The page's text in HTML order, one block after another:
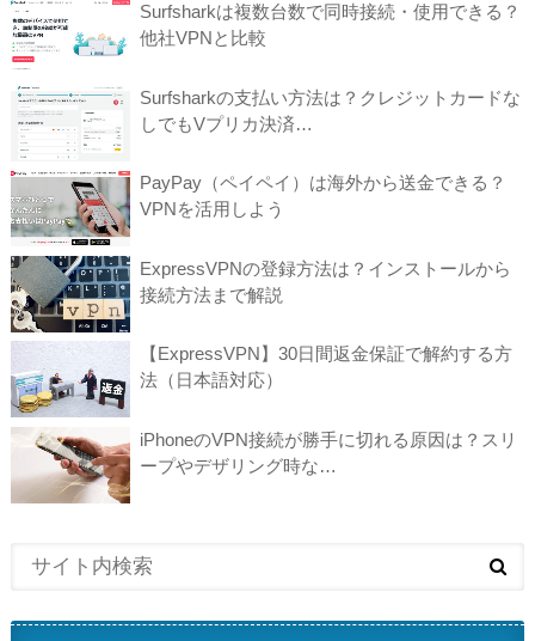
Surfsharkは複数台数で同時接続・使用できる？
他社VPNと比較
Surfsharkの支払い方法は？クレジットカードな
しでもVプリカ決済…
PayPay（ペイペイ）は海外から送金できる？
VPNを活用しよう
ExpressVPNの登録方法は？インストールから
接続方法まで解説
【ExpressVPN】30日間返金保証で解約する方
法（日本語対応）
iPhoneのVPN接続が勝手に切れる原因は？スリ
ープやデザリング時な…